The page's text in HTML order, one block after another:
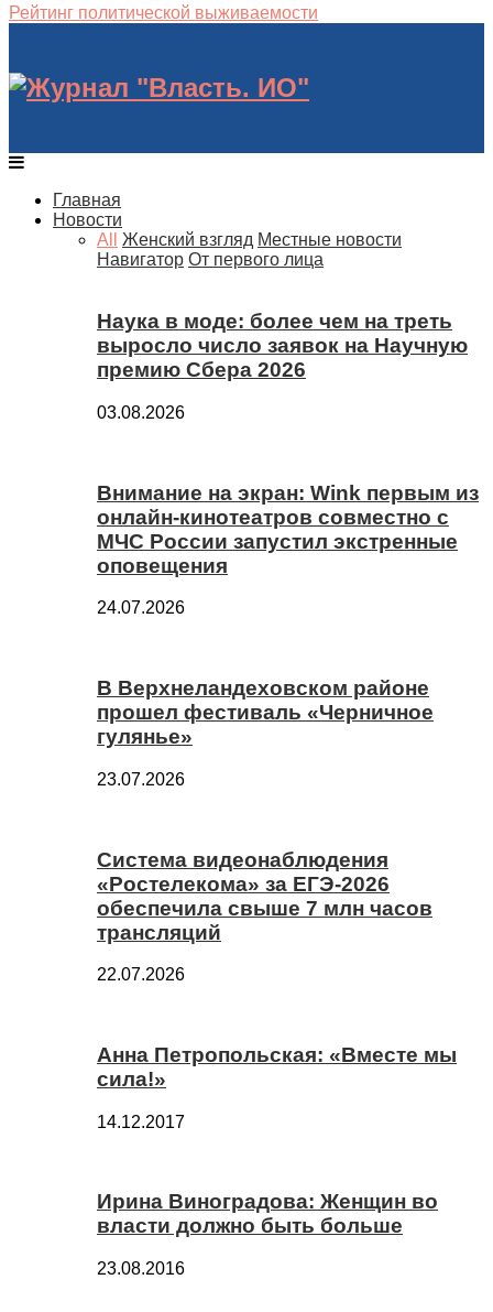
Рейтинг политической выживаемости
Главная
Новости
All
Женский взгляд Местные новости
Навигатор От первого лица
Наука в моде: более чем на треть
выросло число заявок на Научную
премию Сбера 2026
03.08.2026
Внимание на экран: Wink первым из
онлайн-кинотеатров совместно с
МЧС России запустил экстренные
оповещения
24.07.2026
В Верхнеландеховском районе
прошел фестиваль «Черничное
гулянье»
23.07.2026
Система видеонаблюдения
«Ростелекома» за ЕГЭ-2026
обеспечила свыше 7 млн часов
трансляций
22.07.2026
Анна Петропольская: «Вместе мы
сила!»
14.12.2017
Ирина Виноградова: Женщин во
власти должно быть больше
23.08.2016